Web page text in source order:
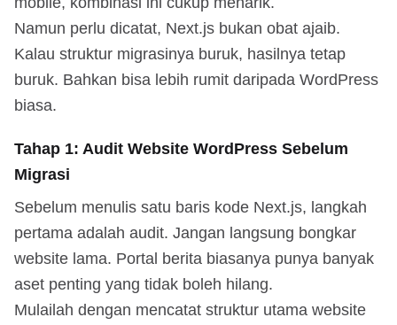
Namun perlu dicatat, Next.js bukan obat ajaib.
Kalau struktur migrasinya buruk, hasilnya tetap
buruk. Bahkan bisa lebih rumit daripada WordPress
biasa.
Tahap 1: Audit Website WordPress Sebelum
Migrasi
Sebelum menulis satu baris kode Next.js, langkah
pertama adalah audit. Jangan langsung bongkar
website lama. Portal berita biasanya punya banyak
aset penting yang tidak boleh hilang.
Mulailah dengan mencatat struktur utama website